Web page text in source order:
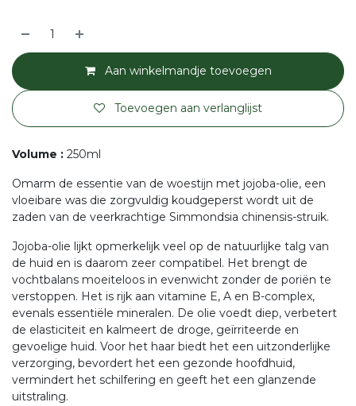
Aan winkelmandje toevoegen
Toevoegen aan verlanglijst
Volume : 250ml
Omarm de essentie van de woestijn met jojoba-olie, een
vloeibare was die zorgvuldig koudgeperst wordt uit de
zaden van de veerkrachtige Simmondsia chinensis-struik.
Jojoba-olie lijkt opmerkelijk veel op de natuurlijke talg van
de huid en is daarom zeer compatibel. Het brengt de
vochtbalans moeiteloos in evenwicht zonder de poriën te
verstoppen. Het is rijk aan vitamine E, A en B-complex,
evenals essentiële mineralen. De olie voedt diep, verbetert
de elasticiteit en kalmeert de droge, geïrriteerde en
gevoelige huid. Voor het haar biedt het een uitzonderlijke
verzorging, bevordert het een gezonde hoofdhuid,
vermindert het schilfering en geeft het een glanzende
uitstraling.